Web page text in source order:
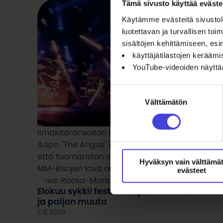
Tämä sivusto käyttää
Käytämme evästeitä
luotettavan ja turvallisen
sisältöjen kehittämiseen,
käyttäjätilastojen
YouTube-videoiden
Suostumuksen
Välttämätön
Hyväksyn vain
evästeet
Ilmakitaransoiton hallitseva maailmanmestari
Aapo "The Angus" Rautio hurmasi sekä katsojat
että tuomariston viime vuonna. Elokuussa 2026
MM-kisojen lava on suurempi kuin koskaan.
Kuva: Roosa-Maria Kauppi
Elokuu sykkii festivaaleja, teatteria,
ja paljon muuta
7.8.2026